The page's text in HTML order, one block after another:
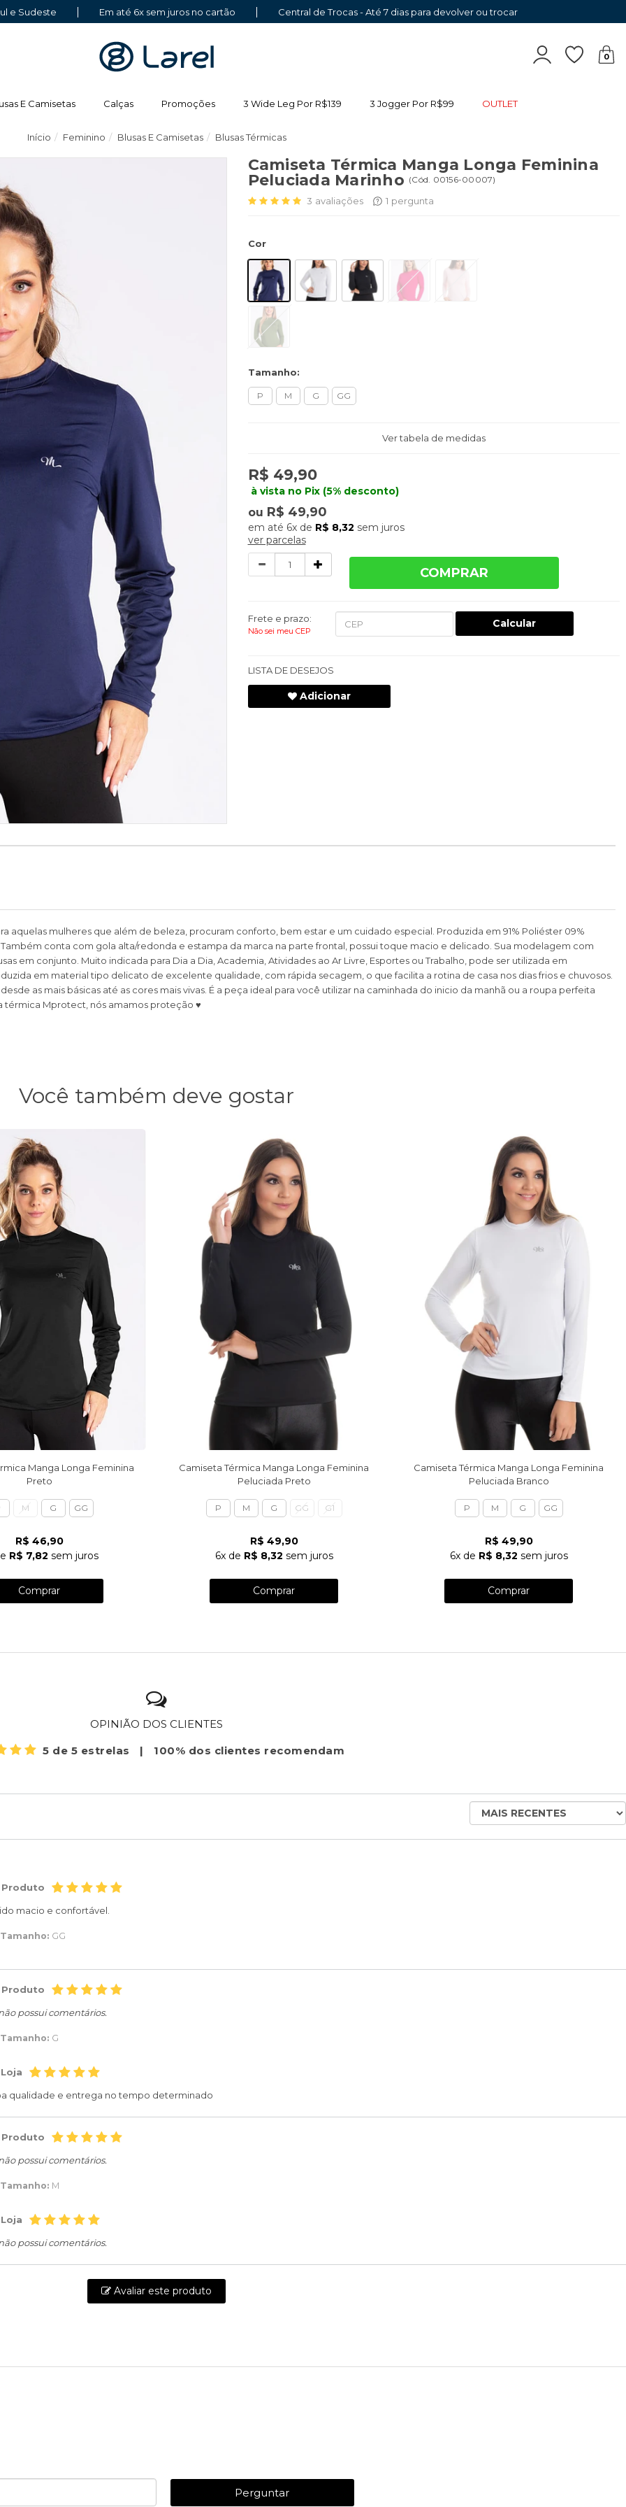
e Sudeste Em até 6x sem juros no cartão Central de Trocas - Até 7 dias para devolver ou trocar
0
E Camisetas Calças Promoções 3 Wide Leg Por R$139 3 Jogger Por R$99 OUTLET
Início Feminino Blusas E Camisetas Blusas Térmicas
Camiseta Térmica Manga Longa Feminina
Peluciada Marinho (Cód. 00156-00007)
3 avaliações 1 pergunta
Cor
Tamanho:
P M G GG
Ver tabela de medidas
R$ 49,90
à vista no Pix (5% desconto)
ou R$ 49,90
6xde R$ 8,32 sem juros
ver parcelas
Quantidade
COMPRAR
Frete e prazo:
Não sei meu CEP
Calcular
LISTA DE DESEJOS
Adicionar
aquelas mulheres que além de beleza, procuram conforto, bem estar e um cuidado especial. Produzida em 91% Poliéster 09%
conta com gola alta/redonda e estampa da marca na parte frontal, possui toque macio e delicado. Sua modelagem com
em conjunto. Muito indicada para Dia a Dia, Academia, Atividades ao Ar Livre, Esportes ou Trabalho, pode ser utilizada em
em material tipo delicato de excelente qualidade, com rápida secagem, o que facilita a rotina de casa nos dias frios e chuvosos.
as mais básicas até as cores mais vivas. É a peça ideal para você utilizar na caminhada do inicio da manhã ou a roupa perfeita
térmica Mprotect, nós amamos proteção ♥
Você também deve gostar
Manga Longa Feminina
Preto
M G GG
R$ 46,90
R$ 7,82 sem juros
Comprar
Camiseta Térmica Manga Longa Feminina
Peluciada Preto
P M G GG G1
R$ 49,90
6xde R$ 8,32 sem juros
Comprar
Camiseta Térmica Manga Longa Feminina
Peluciada Branco
P M G GG
R$ 49,90
6xde R$ 8,32 sem juros
Comprar
OPINIÃO DOS CLIENTES
5 de 5 estrelas
| 100% dos clientes recomendam
ORDENAR
AVALIAÇÕES
Produto
macio e confortável.
Tamanho: GG
Produto
possui comentários.
Tamanho: G
qualidade e entrega no tempo determinado
Produto
possui comentários.
Tamanho: M
possui comentários.
Avaliar este produto
Perguntar